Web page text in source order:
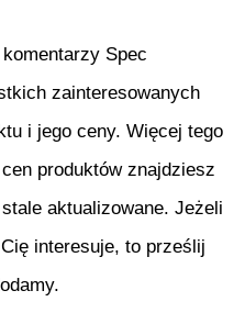
Spec
zainteresowanych
i jego ceny. Więcej tego
produktów znajdziesz
aktualizowane. Jeżeli
interesuje, to prześlij